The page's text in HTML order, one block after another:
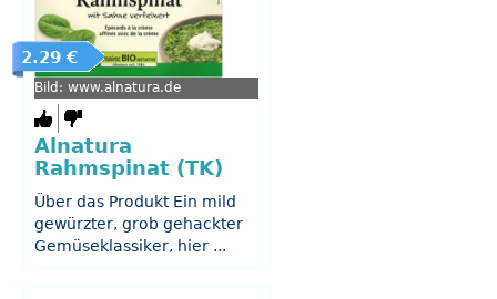
2.29 €
Bild: www.alnatura.de
Alnatura
Rahmspinat (TK)
Über das Produkt Ein mild
gewürzter, grob gehackter
Gemüseklassiker, hier ...